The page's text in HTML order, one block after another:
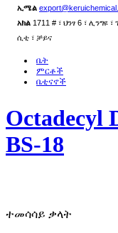
ኢሜል
አክል 1711 # ፣ ህንፃ 6 ፣ ሊንግዩ
ሲቲ ፣ ቻይና
ቤት
ምርቶች
ቤቲናኖች
Octadecyl
BS-18
ተመሳሳይ ቃላት